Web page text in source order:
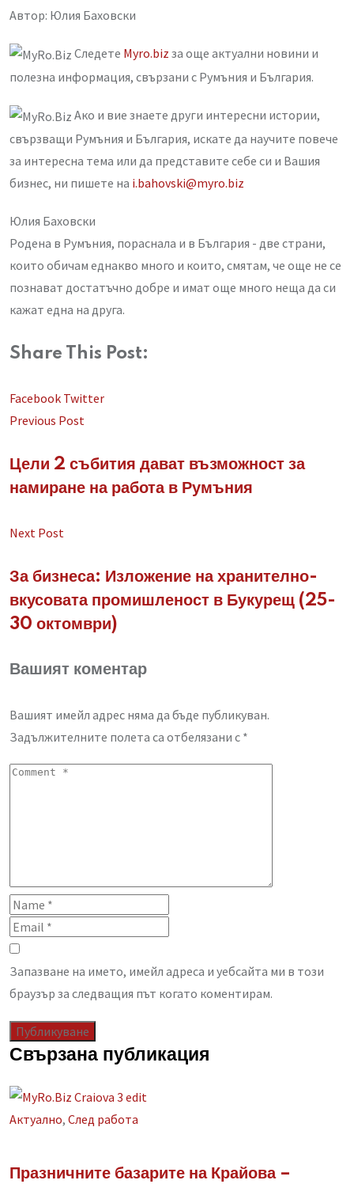
Автор: Юлия Баховски
Следете Myro.biz за още актуални новини и
полезна информация, свързани с Румъния и България.
Ако и вие знаете други интересни истории,
свързващи Румъния и България, искате да научите повече
за интересна тема или да представите себе си и Вашия
бизнес, ни пишете на i.bahovski@myro.biz
Юлия Баховски
Родена в Румъния, пораснала и в България - две страни,
които обичам еднакво много и които, смятам, че още не се
познават достатъчно добре и имат още много неща да си
кажат една на друга.
Share This Post:
Facebook TwitterLinkedIn
Whatsapp
Share
Previous Post
Цели 2 събития дават възможност за
намиране на работа в Румъния
Next Post
За бизнеса: Изложение на хранително-
вкусовата промишленост в Букурещ (25-
30 октомври)
Вашият коментар
Вашият имейл адрес няма да бъде публикуван.
Задължителните полета са отбелязани с *
Запазване на името, имейл адреса и уебсайта ми в този
браузър за следващия път когато коментирам.
Свързана публикация
Aктуално, След работа
Празничните базарите на Крайова –